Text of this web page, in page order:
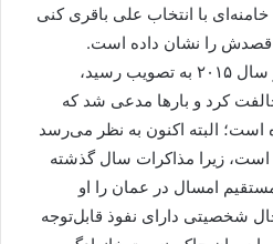
با انتخاب علی باقری کنی
را نشان داده است.
زمانی که توافق هسته‌ای در سال ۲۰۱۵ به تصویب رسید،
کرد و بارها مدعی شد که
است؛ البته اکنون به نظر می‌رسد
است، زیرا مذاکرات سال گذشته
امسال در عمان را او
شخصیتی دارای نفوذ قابل‌توجه